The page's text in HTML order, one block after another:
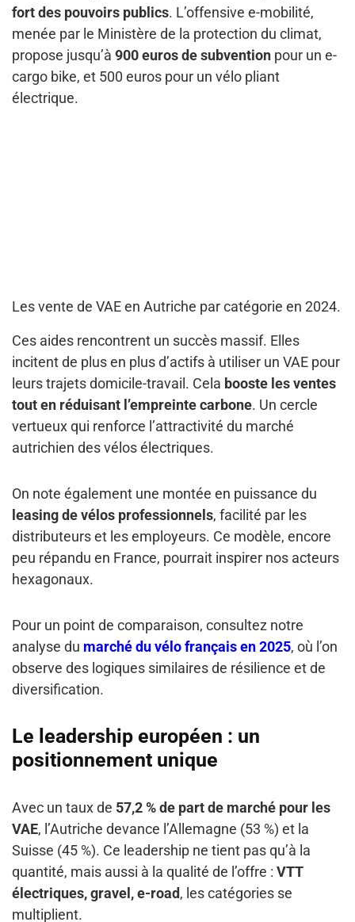
fort des pouvoirs publics. L’offensive e-mobilité,
menée par le Ministère de la protection du climat,
propose jusqu’à 900 euros de subvention pour un e-
cargo bike, et 500 euros pour un vélo pliant
électrique.
Les vente de VAE en Autriche par catégorie en 2024.
Ces aides rencontrent un succès massif. Elles
incitent de plus en plus d’actifs à utiliser un VAE pour
leurs trajets domicile-travail. Cela booste les ventes
tout en réduisant l’empreinte carbone. Un cercle
vertueux qui renforce l’attractivité du marché
autrichien des vélos électriques.
On note également une montée en puissance du
leasing de vélos professionnels, facilité par les
distributeurs et les employeurs. Ce modèle, encore
peu répandu en France, pourrait inspirer nos acteurs
hexagonaux.
Pour un point de comparaison, consultez notre
analyse du marché du vélo français en 2025, où l’on
observe des logiques similaires de résilience et de
diversification.
Le leadership européen : un
positionnement unique
Avec un taux de 57,2 % de part de marché pour les
VAE, l’Autriche devance l’Allemagne (53 %) et la
Suisse (45 %). Ce leadership ne tient pas qu’à la
quantité, mais aussi à la qualité de l’offre : VTT
électriques, gravel, e-road, les catégories se
multiplient.